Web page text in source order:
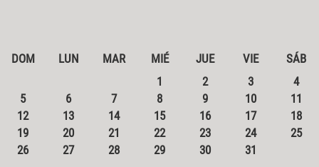
DOM LUN MAR MIÉ JUE VIE
SÁB
1
2 3
4
5
6 7 8 9 10
11
12
13 14 15 16 17
18
19
20 21 22 23 24
25
26
27 28 29 30 31